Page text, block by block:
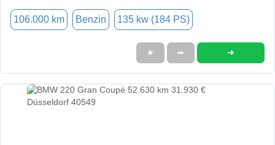
106.000 km Benzin 135 kw (184 PS)
★ ➦ ➜